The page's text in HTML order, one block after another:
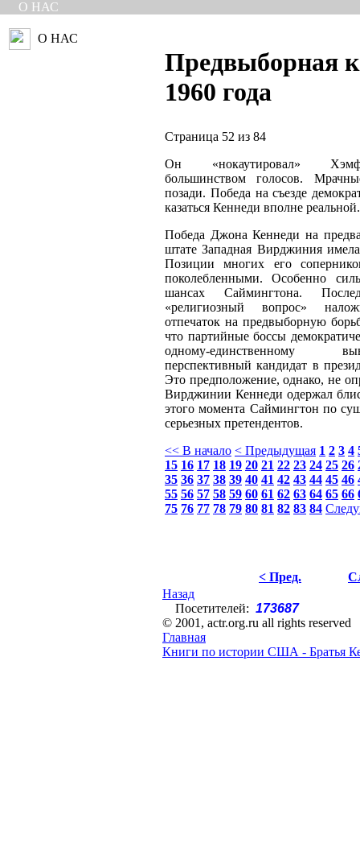
О НАС
О НАС
Предвыборная
1960 года
Страница 52 из 84
Он «нокаутировал»
большинством голосов.
позади. Победа на съезде
казаться Кеннеди вполне реальной.
Победа Джона Кеннеди на
штате Западная Вирджиния
Позиции многих его
поколебленными. Особенно
шансах Саймингтона.
«религиозный вопрос»
отпечаток на предвыборную
что партийные боссы
одному-единственному
перспективный кандидат в
Это предположение, однако, не
Вирджинии Кеннеди одержал
этого момента Саймингтон по
серьезных претендентов.
<< В начало < Предыдущая 1 2 3 4
15 16 17 18 19 20 21 22 23 24 25 26
35 36 37 38 39 40 41 42 43 44 45 46
55 56 57 58 59 60 61 62 63 64 65 66
75 76 77 78 79 80 81 82 83 84
< Пред.
Назад
Посетителей: 173687
© 2001, actr.org.ru all rights reserved
Главная
Книги по истории США - Братья